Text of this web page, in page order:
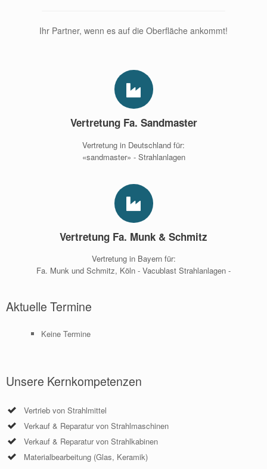
Ihr Partner, wenn es auf die Oberfläche ankommt!
Vertretung Fa. Sandmaster
Vertretung in Deutschland für:
«sandmaster» - Strahlanlagen
Vertretung Fa. Munk & Schmitz
Vertretung in Bayern für:
Fa. Munk und Schmitz, Köln - Vacublast Strahlanlagen -
Aktuelle Termine
Keine Termine
Unsere Kernkompetenzen
Vertrieb von Strahlmittel
Verkauf & Reparatur von Strahlmaschinen
Verkauf & Reparatur von Strahlkabinen
Materialbearbeitung (Glas, Keramik)